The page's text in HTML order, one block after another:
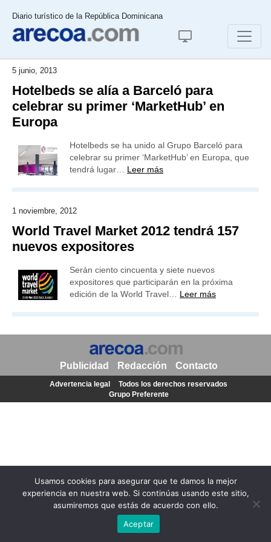
Diario turístico de la República Dominicana
5 junio, 2013
Hotelbeds se alía a Barceló para
celebrar su primer ‘MarketHub’ en
Europa
Hotelbeds se ha unido al Grupo Barceló para
celebrar su primer ‘MarketHub’ en Europa, que
tendrá lugar… Leer más
1 noviembre, 2012
World Travel Market 2012 tendrá 157
nuevos expositores
Serán ciento cincuenta y siete nuevos
expositores que participarán en la próxima
edición de la World Travel… Leer más
Usamos cookies para asegurar que te damos la mejor
experiencia en nuestra web. Si continúas usando este sitio,
asumiremos que estás de acuerdo con ello.
Aceptar
Publicidad Redacción Contacto
Advertencia legal
Todos los derechos reservados
Grupo Preferente